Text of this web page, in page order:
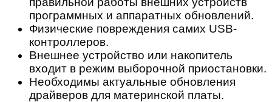
программных и аппаратных обновлений.
Физические повреждения самих USB-
контроллеров.
Внешнее устройство или накопитель
входит в режим выборочной приостановки.
Необходимы актуальные обновления
драйверов для материнской платы.